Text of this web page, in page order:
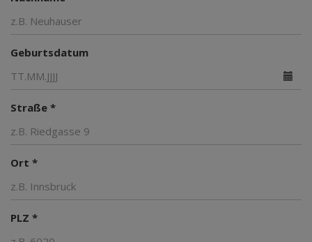
Geburtsdatum
Straße *
Ort *
PLZ *